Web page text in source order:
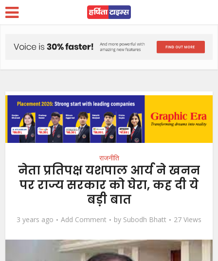
राजनीति
नेता प्रतिपक्ष यशपाल आर्य ने खनन
पर राज्य सरकार को घेरा, कह दी ये
बड़ी बात
3 years ago Add Comment by Subodh Bhatt 27 Views